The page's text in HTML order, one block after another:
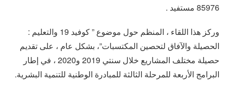
85976 مستفيد .
وركز هذا اللقاء ، المنظم حول موضوع ” كوفيد 19 والتعليم :
الحصيلة والآفاق لتحصين المكتسبات”، بشكل عام ، على تقديم
حصيلة مختلف المشاريع خلال سنتي 2019 و2020 ، في إطار
البرامج الأربعة للمرحلة الثالثة للمبادرة الوطنية للتنمية البشرية.